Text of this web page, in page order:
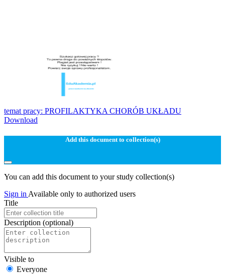
temat pracy: PROFILAKTYKA CHORÓB UKŁADU
Download
Add this document to collection(s)
You can add this document to your study collection(s)
Sign in Available only to authorized users
Title
Description (optional)
Visible to
Everyone